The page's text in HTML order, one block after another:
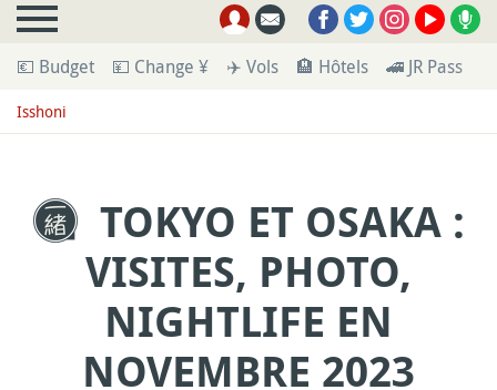
💶 Budget 💴 Change ¥ ✈️ Vols 🏨 Hôtels 🚄 JR Pass
Isshoni
TOKYO ET OSAKA :
VISITES, PHOTO,
NIGHTLIFE EN
NOVEMBRE 2023